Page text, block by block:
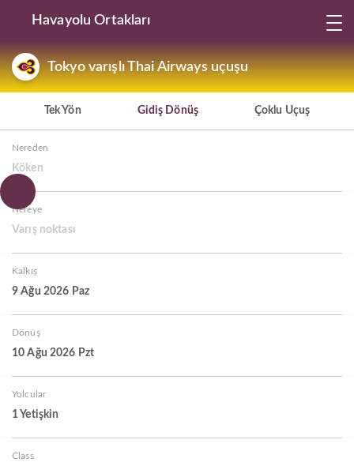
Havayolu Ortakları
Tokyo varışlı Thai Airways uçuşu
Tek Yön Gidiş Dönüş Çoklu Uçuş
Nereden
Köken
Nereye
Varış noktası
Kalkış
9 Ağu 2026 Paz
Dönüş
10 Ağu 2026 Pzt
Yolcular
1 Yetişkin
Class